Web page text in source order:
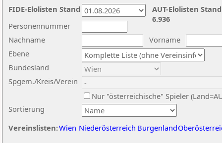
Nachname
Vorname
Ebene
Sortierung
Personennummer
Bundesland
Spgem./Kreis/Verein
Nur "österreichische" Spieler
Vereinslisten:Wien Niederösterreich Burgenland
AUT-Elolisten
6.936
FIDE-Elolisten Stand